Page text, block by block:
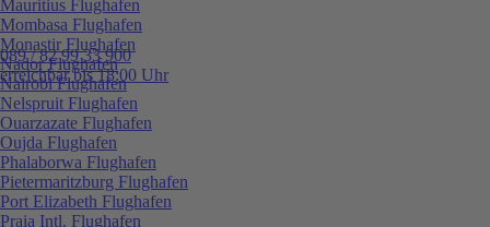
089 / 82 99 33 900
erreichbar bis 18:00 Uhr
Mauritius Flughafen
Mombasa Flughafen
Monastir Flughafen
Nador Flughafen
Nairobi Flughafen
Nelspruit Flughafen
Ouarzazate Flughafen
Oujda Flughafen
Phalaborwa Flughafen
Pietermaritzburg Flughafen
Port Elizabeth Flughafen
Praia Intl. Flughafen